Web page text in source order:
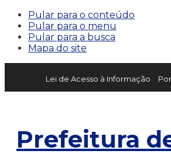
Pular para o conteúdo
Pular para o menu
Pular para a busca
Mapa do site
Lei de Acesso à Informação
Prefeitura